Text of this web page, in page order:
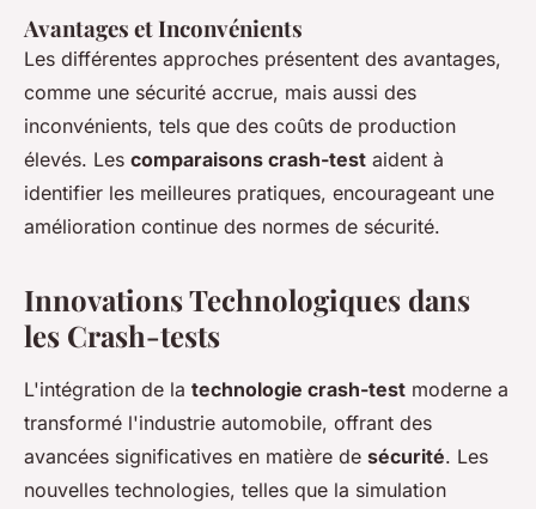
Avantages et Inconvénients
Les différentes approches présentent des avantages,
comme une sécurité accrue, mais aussi des
inconvénients, tels que des coûts de production
élevés. Les comparaisons crash-test aident à
identifier les meilleures pratiques, encourageant une
amélioration continue des normes de sécurité.
Innovations Technologiques dans
les Crash-tests
L'intégration de la technologie crash-test moderne a
transformé l'industrie automobile, offrant des
avancées significatives en matière de sécurité. Les
nouvelles technologies, telles que la simulation